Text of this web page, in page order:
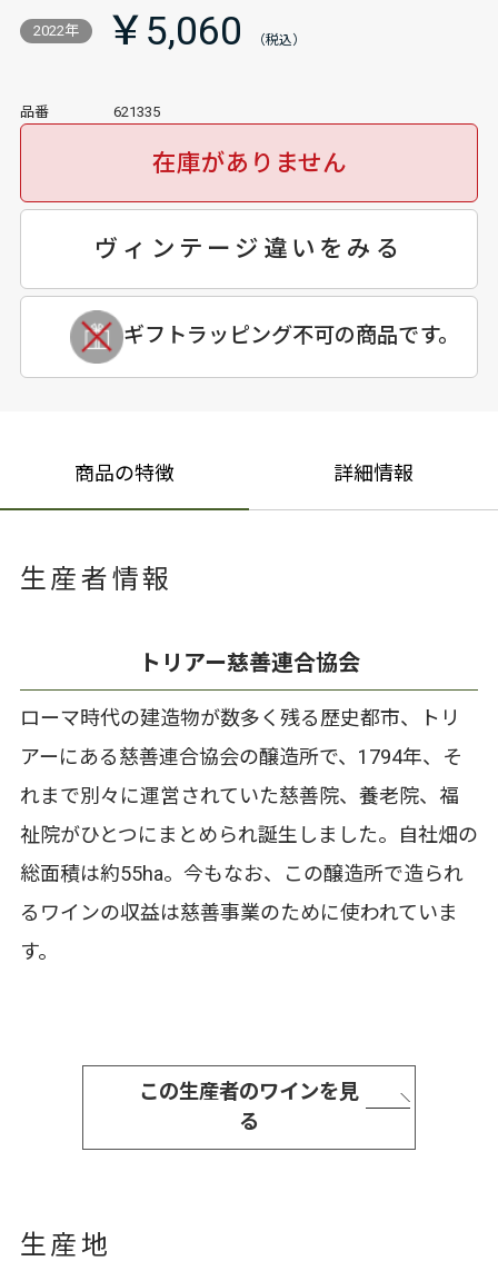
2022年 ￥5,060
品番 621335
在庫がありません
ヴィンテージ違いをみる
ギフトラッピング不可の商品です。
商品の特徴 詳細情報
生産者情報
トリアー慈善連合協会
ローマ時代の建造物が数多く残る歴史都市、トリ
アーにある慈善連合協会の醸造所で、1794年、そ
れまで別々に運営されていた慈善院、養老院、福
祉院がひとつにまとめられ誕生しました。自社畑の
総面積は約55ha。今もなお、この醸造所で造られ
るワインの収益は慈善事業のために使われていま
す。
この生産者のワインを見
る
生産地